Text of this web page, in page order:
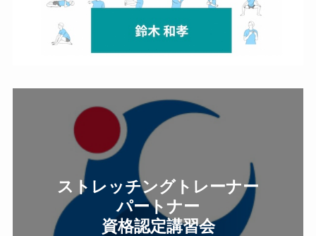
ストレッチングトレーナー
パートナー
資格認定講習会